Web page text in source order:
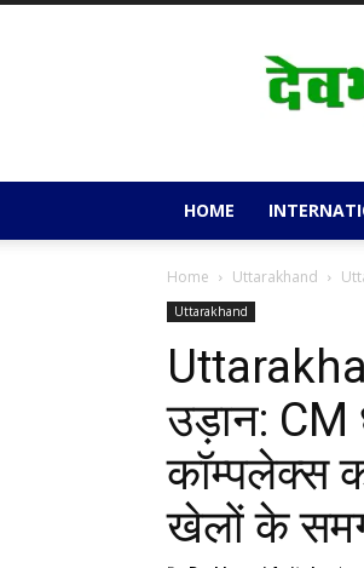
Devbhoomi
Aajtak
HOME
Home Uttarakhand
Uttarakhand
उड़ान: CM
कॉम्पलेक्स
खेलों के